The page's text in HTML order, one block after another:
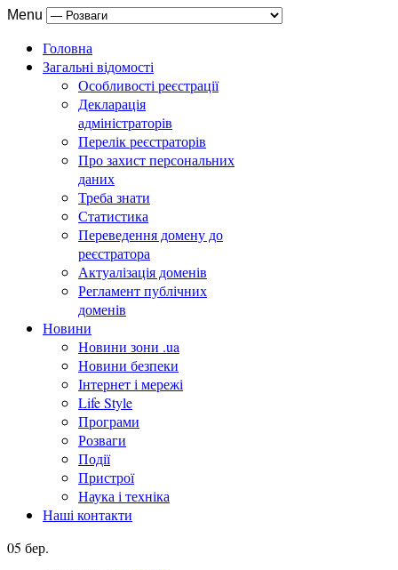
Menu
Головна
Загальні відомості
Особливості реєстрації
Декларація
адміністраторів
Перелік реєстраторів
Про захист персональних
даних
Треба знати
Статистика
Переведення домену до
реєстратора
Актуалізація доменів
Регламент публічних
доменів
Новини
Новини зони .ua
Новини безпеки
Інтернет і мережі
Life Style
Програми
Розваги
Події
Пристрої
Наука і техніка
Наші контакти
05 бер.